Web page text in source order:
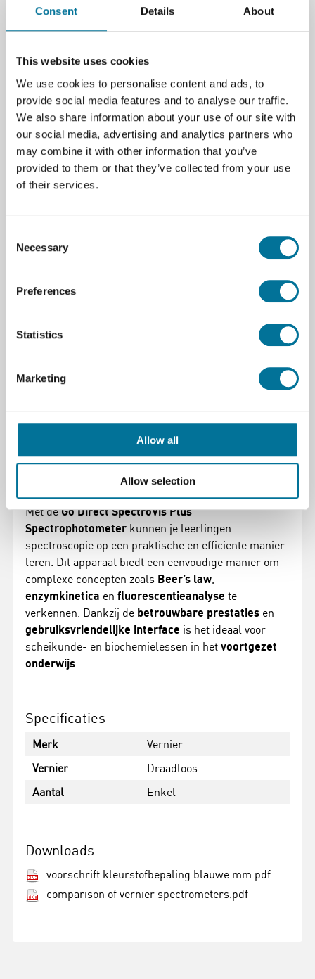
Consent Details About
This website uses cookies
We use cookies to personalise content and ads, to
provide social media features and to analyse our traffic.
We also share information about your use of our site with
our social media, advertising and analytics partners who
may combine it with other information that you’ve
provided to them or that they’ve collected from your use
of their services.
Selection
Necessary
Preferences
Statistics
Marketing
Allow all
Allow selection
Golflengte-nauwkeurigheid
Fotometrische nauwkeurigheid: ± 0,10 A.U.
Typische scantijd: Ongeveer 2 seconden
Afmetingen : 15 cm x 9 cm x 4 cm
Lichtbronnen: Gloeilamp (ongeveer 8000 uur
levensduur) en LED (ongeveer 100.000 uur
via
worden
gebruikt, zodat je kunt kiezen welke oplossing het
15 plastic cuvettes
Perfect voor scheikunde in het voortgezet
Met deGo Direct SpectroVis Plus
Spectrophotometer kunnen je leerlingen
spectroscopie op een praktische en efficiënte manier
leren. Dit apparaat biedt een eenvoudige manier om
complexe concepten zoals Beer’s law,
enzymkinetica en fluorescentieanalyse te
verkennen. Dankzij de betrouwbare prestaties en
gebruiksvriendelijke interface is het ideaal voor
scheikunde- en biochemielessen in het voortgezet
onderwijs.
Specificaties
Merk
Vernier
Vernier
Draadloos
Aantal
Enkel
Downloads
voorschrift kleurstofbepaling blauwe mm.pdf
comparison of vernier spectrometers.pdf